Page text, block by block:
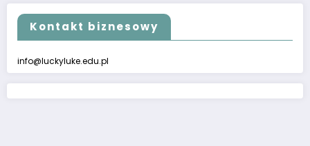
Kontakt biznesowy
info@luckyluke.edu.pl